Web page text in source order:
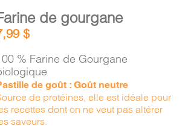
de gourgane
$
% Farine de Gourgane
de goût : Goût neutre
de protéines, elle est idéale pour
recettes dont on ne veut pas altérer
saveurs.